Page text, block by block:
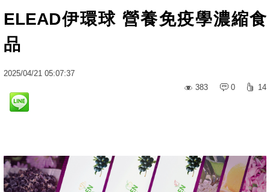
ELEAD伊環球 營養免疫學濃縮食
品
2025/04/21 05:07:37
383
0 14